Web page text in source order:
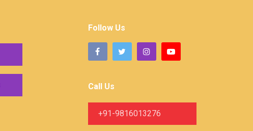
Follow Us
Call Us
+91-9816013276